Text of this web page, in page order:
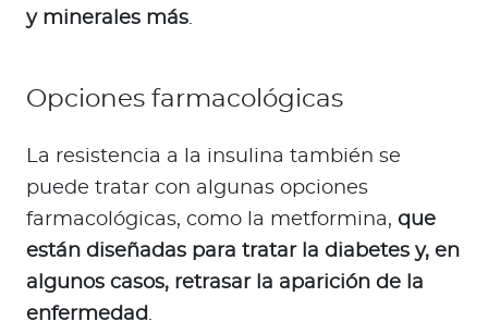
y minerales más.
Opciones farmacológicas
La resistencia a la insulina también se
puede tratar con algunas opciones
farmacológicas, como la metformina, que
están diseñadas para tratar la diabetes y, en
algunos casos, retrasar la aparición de la
enfermedad.